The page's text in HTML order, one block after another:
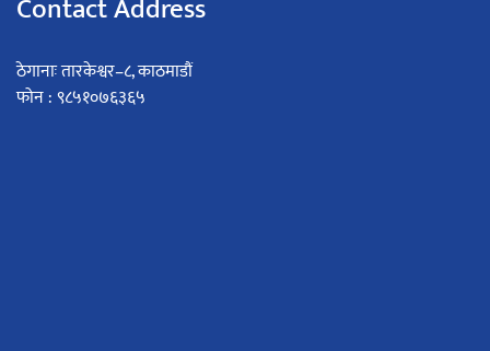
Contact Address
ठेगानाः तारकेश्वर–८, काठमाडौं
फोन : ९८५१०७६३६५